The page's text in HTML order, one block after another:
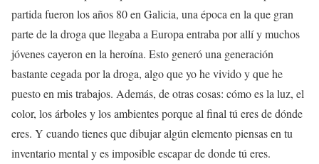
partida fueron los años 80 en Galicia, una época en la que gran
parte de la droga que llegaba a Europa entraba por allí y muchos
jóvenes cayeron en la heroína. Esto generó una generación
bastante cegada por la droga, algo que yo he vivido y que he
puesto en mis trabajos. Además, de otras cosas: cómo es la luz, el
color, los árboles y los ambientes porque al final tú eres de dónde
eres. Y cuando tienes que dibujar algún elemento piensas en tu
inventario mental y es imposible escapar de donde tú eres.